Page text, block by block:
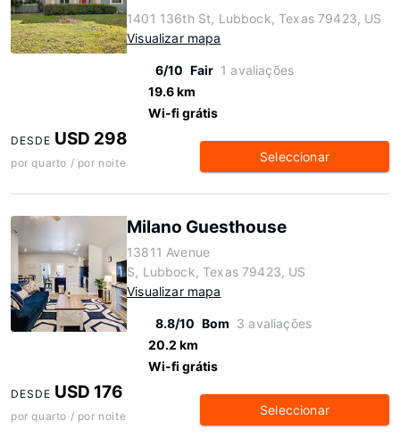
1401 136th St, Lubbock, Texas 79423, US
Visualizar mapa
6/10 Fair 1 avaliações
19.6 km
Wi-fi grátis
DESDE USD 298
por quarto / por noite Seleccionar
Milano Guesthouse
13811 Avenue
S, Lubbock, Texas 79423, US
Visualizar mapa
8.8/10 Bom 3 avaliações
20.2 km
Wi-fi grátis
DESDE USD 176
por quarto / por noite Seleccionar